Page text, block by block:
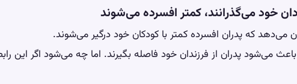
خود می‌گذرانند، کمتر افسرده می‌شوند
که پدران افسرده کمتر با کودکان خود درگیر می‌شوند.
می‌شود پدران از فرزندان خود فاصله بگیرند. اما چه می‌شود اگر این